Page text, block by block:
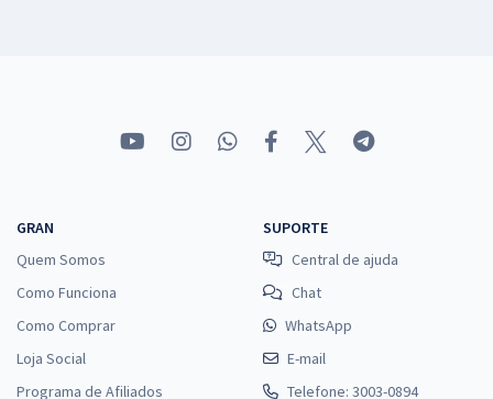
GRAN
Quem Somos
Como Funciona
Como Comprar
Loja Social
Programa de Afiliados
SUPORTE
Central de ajuda
Chat
WhatsApp
E-mail
Telefone: 3003-0894